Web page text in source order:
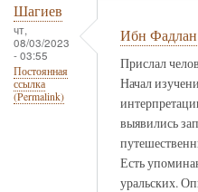
Шагиев
чт,
08/03/2023
- 03:55
Постоянная
ссылка
(Permalink)
Ибн
Прислал
Начал
выявились
Есть
уральских.